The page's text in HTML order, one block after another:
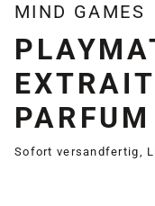
MIND GAMES
PARFUM
Sofort versandfertig,